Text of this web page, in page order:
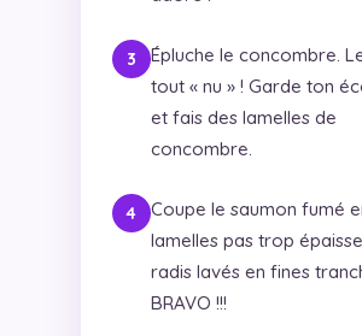
Épluche le concombre.
tout « nu » ! Garde ton
et fais des lamelles de
concombre.
Coupe le saumon fumé
lamelles pas trop
radis lavés en fines
BRAVO !!!